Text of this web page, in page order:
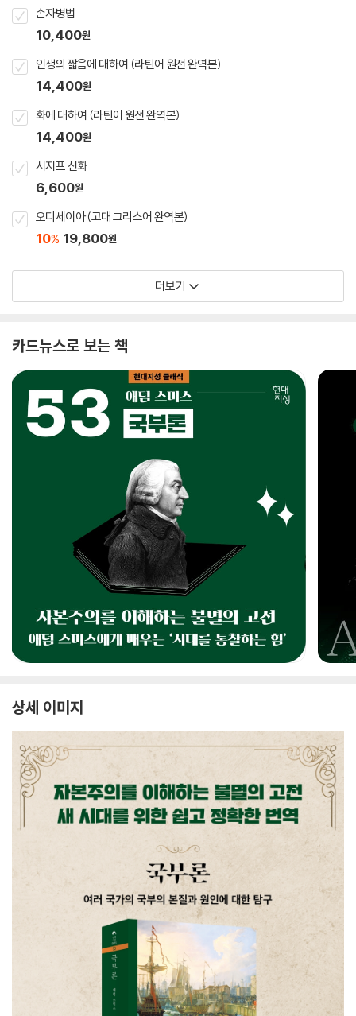
손자병법
10,400원
인생의 짧음에 대하여 (라틴어 원전 완역본)
14,400원
화에 대하여 (라틴어 원전 완역본)
14,400원
시지프 신화
6,600원
오디세이아 (고대 그리스어 완역본)
10% 19,800원
더보기
카드뉴스로 보는 책
상세 이미지